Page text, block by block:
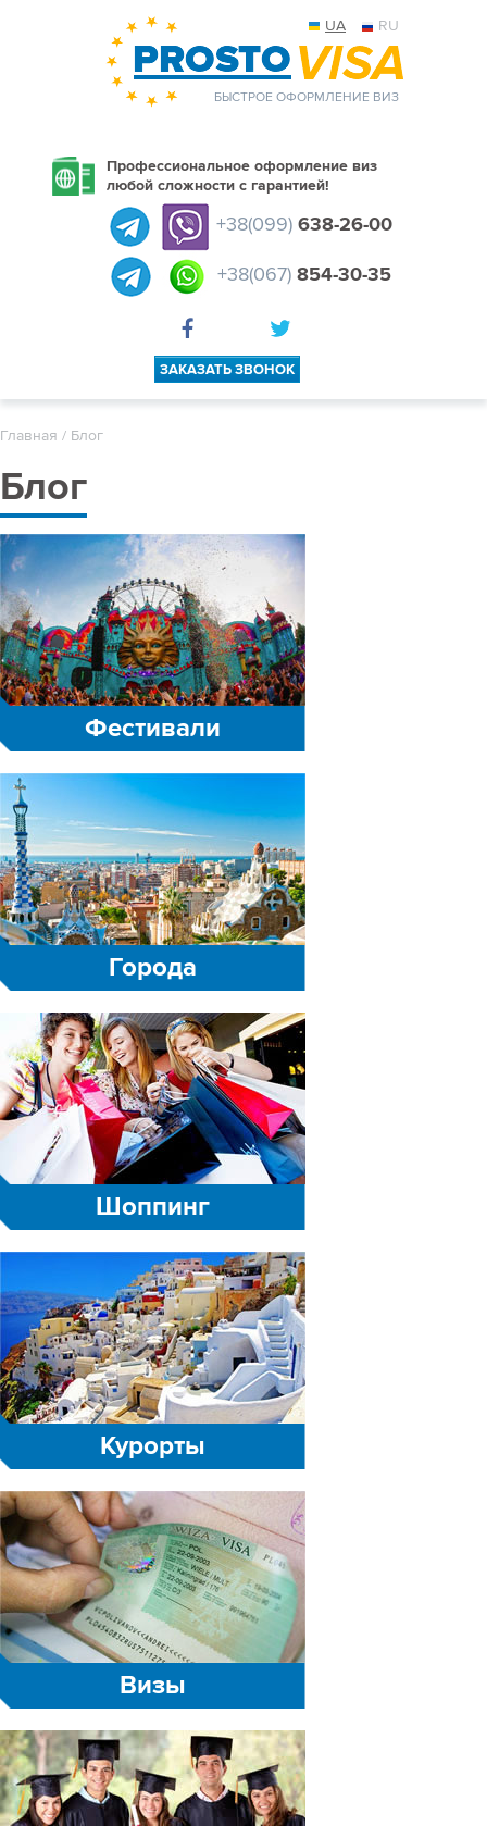
UA RU
БЫСТРОЕ ОФОРМЛЕНИЕ ВИЗ
Профессиональное оформление виз
любой сложности с гарантией!
+38(099) 638-26-00
+38(067) 854-30-35
ЗАКАЗАТЬ ЗВОНОК
Главная / Блог
Блог
Фестивали
Города
Шоппинг
Курорты
Визы